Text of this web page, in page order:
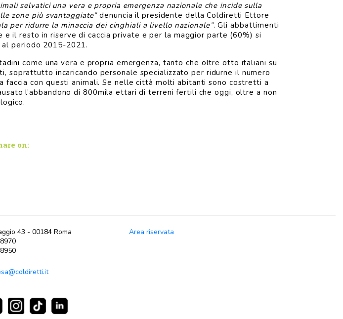
selvatici una vera e propria emergenza nazionale che incide sulla
zone più svantaggiate”denuncia il presidente della Coldiretti Ettore
per ridurre la minaccia dei cinghiali a livello nazionale”. Gli abbattimenti
il resto in riserve di caccia private e per la maggior parte (60%) si
periodo 2015-2021.
come una vera e propria emergenza, tanto che oltre otto italiani su
soprattutto incaricando personale specializzato per ridurne il numero
con questi animali. Se nelle città molti abitanti sono costretti a
l’abbandono di 800mila ettari di terreni fertili che oggi, oltre a non
on:
43 - 00184 Roma
Area riservata